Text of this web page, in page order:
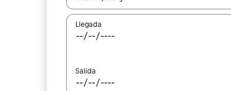
Llegada
Salida